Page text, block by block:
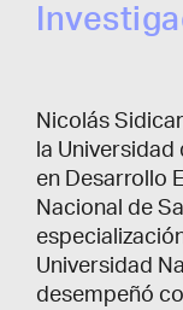
Nicolás
la Universidad
en Desarrollo
Nacional de
Universidad
desempeñó